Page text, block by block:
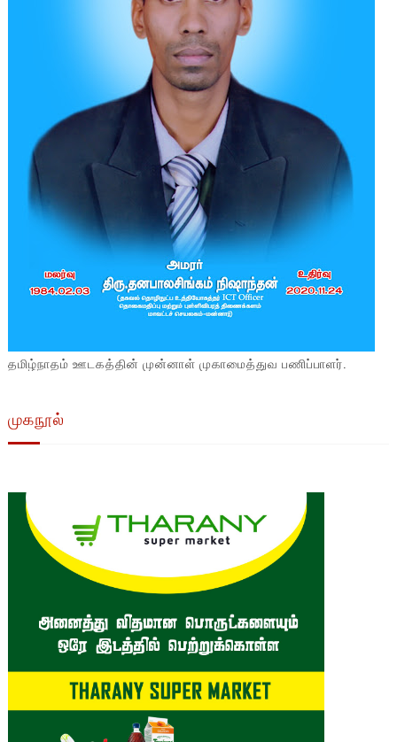
தமிழ்நாதம் ஊடகத்தின் முன்னாள் முகாமைத்துவ பணிப்பாளர்.
முகநூல்